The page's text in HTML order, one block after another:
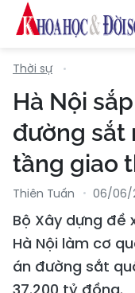
Thời sự
Hà Nội
đường sắt
tầng giao
Thiên Tuấn 06/06/
Bộ Xây dựng đề
Hà Nội làm cơ
án đường sắt